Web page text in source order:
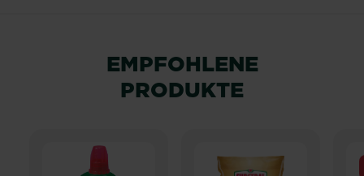
EMPFOHLENE
PRODUKTE